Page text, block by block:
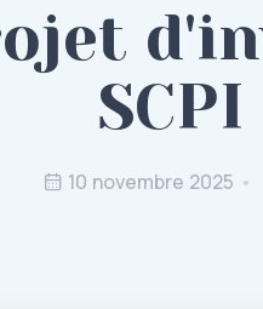
10 novembre 2025